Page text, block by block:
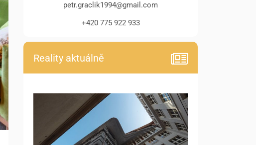
petr.graclik1994@gmail.com
+420 775 922 933
Reality aktuálně